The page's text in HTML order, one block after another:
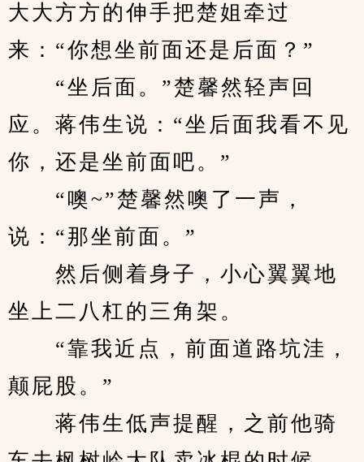
大大方方的伸手把楚姐牵过
来：“你想坐前面还是后面？”
“坐后面。”楚馨然轻声回
应。蒋伟生说：“坐后面我看不见
你，还是坐前面吧。”
“噢~”楚馨然噢了一声，
说：“那坐前面。”
然后侧着身子，小心翼翼地
坐上二八杠的三角架。
“靠我近点，前面道路坑洼，
颠屁股。”
蒋伟生低声提醒，之前他骑